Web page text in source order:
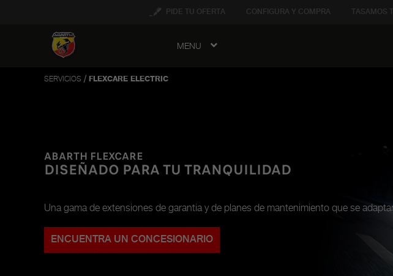
PIDE TU OFERTA CONFIGURA Y COMPRA TASAMOS
MENU
SERVICIOS / FLEXCARE ELECTRIC
ABARTH FLEXCARE
DISEÑADO PARA TU TRANQUILIDAD
Una gama de extensiones de garantia y de planes de mantenimiento que se
ENCUENTRA UN CONCESIONARIO